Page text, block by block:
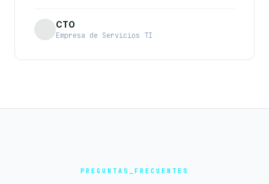
CTO
Empresa de Servicios TI
PREGUNTAS_FRECUENTES